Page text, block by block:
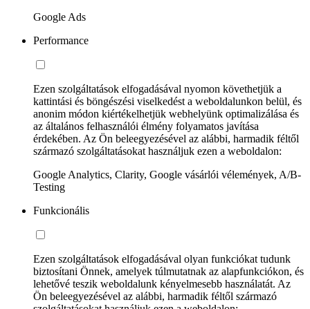
Google Ads
Performance
Ezen szolgáltatások elfogadásával nyomon követhetjük a
kattintási és böngészési viselkedést a weboldalunkon belül, és
anonim módon kiértékelhetjük webhelyünk optimalizálása és
az általános felhasználói élmény folyamatos javítása
érdekében. Az Ön beleegyezésével az alábbi, harmadik féltől
származó szolgáltatásokat használjuk ezen a weboldalon:
Google Analytics, Clarity, Google vásárlói vélemények, A/B-
Testing
Funkcionális
Ezen szolgáltatások elfogadásával olyan funkciókat tudunk
biztosítani Önnek, amelyek túlmutatnak az alapfunkciókon, és
lehetővé teszik weboldalunk kényelmesebb használatát. Az
Ön beleegyezésével az alábbi, harmadik féltől származó